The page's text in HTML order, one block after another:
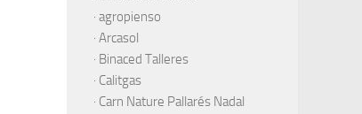
· agropienso
· Arcasol
· Binaced Talleres
· Calitgas
· Carn Nature Pallarés Nadal